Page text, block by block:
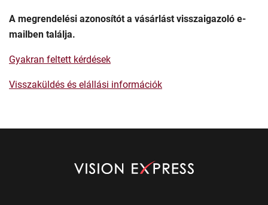
A megrendelési azonosítót a vásárlást visszaigazoló e-
mailben találja.
Gyakran feltett kérdések
Visszaküldés és elállási információk